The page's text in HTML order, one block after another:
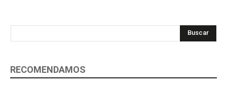
Buscar
RECOMENDAMOS